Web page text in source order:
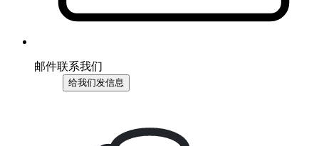
邮件联系我们
给我们发信息